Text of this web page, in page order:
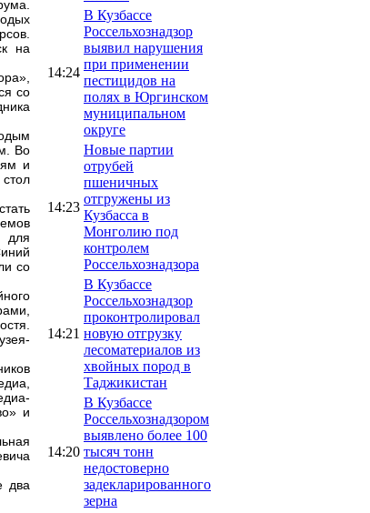
на
со
Во
и
для
со
и
два
14:24
В Кузбассе
Россельхознадзор
выявил нарушения
при применении
пестицидов на
полях в Юргинском
муниципальном
округе
14:23
Новые партии
отрубей
пшеничных
отгружены из
Кузбасса в
Монголию под
контролем
Россельхознадзора
14:21
В Кузбассе
Россельхознадзор
проконтролировал
новую отгрузку
лесоматериалов из
хвойных пород в
Таджикистан
14:20
В Кузбассе
Россельхознадзором
выявлено более 100
тысяч тонн
недостоверно
задекларированного
зерна